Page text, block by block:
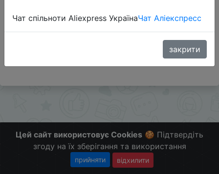
t.me/ChinaGoodBuy
Цей сайт використовує Cookies 🍪 Підтвердіть
згоду на їх зберігання та використання
прийняти відхилити
Чат спільноти Aliexpress УкраїнаЧат Аліекспресс
закрити